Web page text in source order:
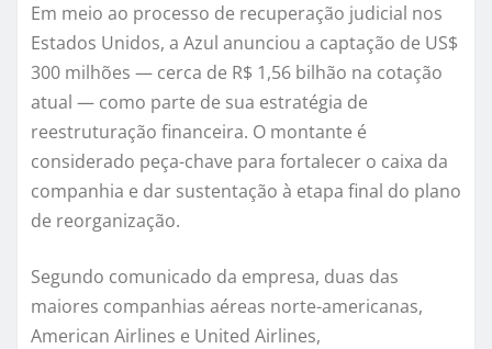
Em meio ao processo de recuperação judicial nos
Estados Unidos, a Azul anunciou a captação de US$
300 milhões — cerca de R$ 1,56 bilhão na cotação
atual — como parte de sua estratégia de
reestruturação financeira. O montante é
considerado peça-chave para fortalecer o caixa da
companhia e dar sustentação à etapa final do plano
de reorganização.
Segundo comunicado da empresa, duas das
maiores companhias aéreas norte-americanas,
American Airlines e United Airlines,